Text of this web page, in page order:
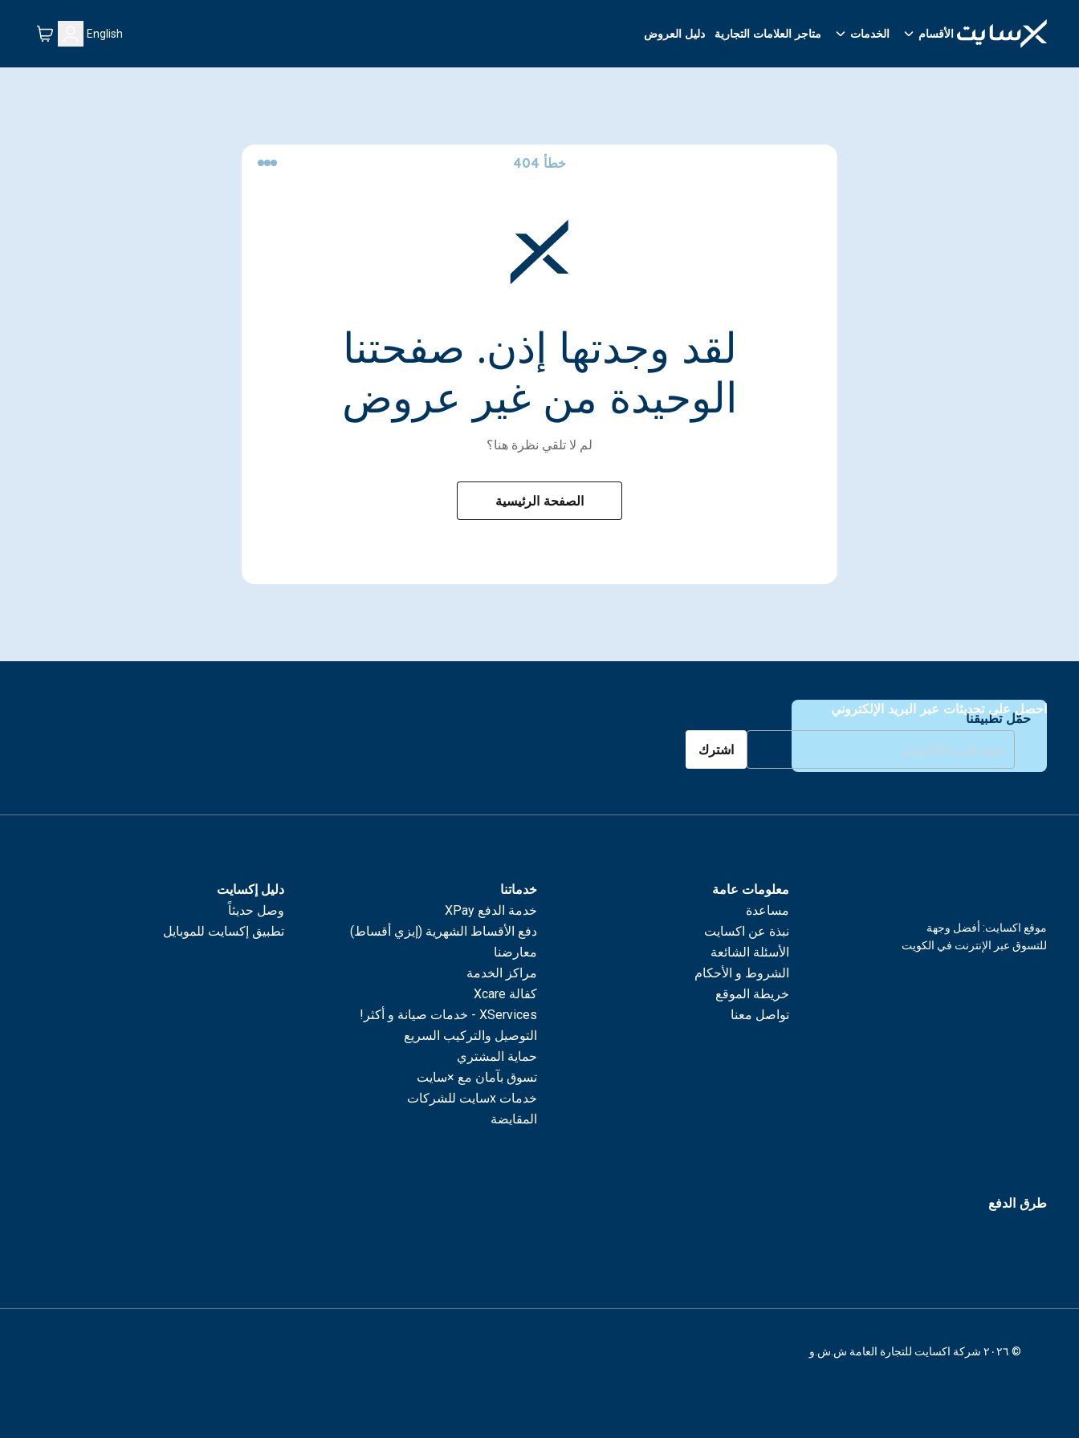
الأقسام الخدمات متاجر العلامات التجارية دليل العروض English
خطأ 404
لقد وجدتها إذن. صفحتنا
الوحيدة من غير عروض
لم لا تلقي نظرة هنا؟
الصفحة الرئيسية
حمّل تطبيقنا
احصل على تحديثات عبر البريد الإلكتروني
اشترك
معلومات عامة
مساعدة
نبذة عن اكسايت
الأسئلة الشائعة
الشروط و الأحكام
خريطة الموقع
تواصل معنا
خدماتنا
خدمة الدفع XPay
دفع الأقساط الشهرية (إيزي أقساط)
معارضنا
مراكز الخدمة
كفالة Xcare
XServices - خدمات صيانة و أكثر!
التوصيل والتركيب السريع
حماية المشتري
تسوق بآمان مع ×سايت
خدمات xسايت للشركات
المقايضة
دليل إكسايت
وصل حديثاً
تطبيق إكسايت للموبايل
موقع اكسايت: أفضل وجهة
للتسوق عبر الإنترنت في الكويت
طرق الدفع
© ٢٠٢٦ شركة اكسايت للتجارة العامة ش.ش.و